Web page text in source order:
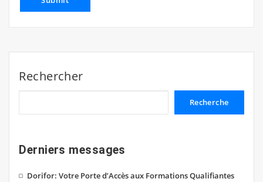
Rechercher
Recherche
Derniers messages
Dorifor: Votre Porte d’Accès aux Formations Qualifiantes